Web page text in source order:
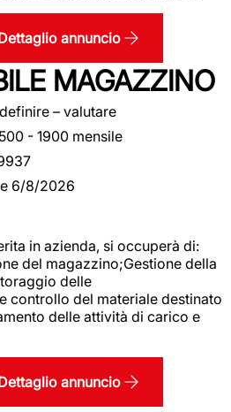
annuncio
MAGAZZINO
– valutare
- 1900 mensile
6/8/2026
in azienda, si occuperà di:
del magazzino;Gestione della
delle
controllo del materiale destinato
delle attività di carico e
annuncio